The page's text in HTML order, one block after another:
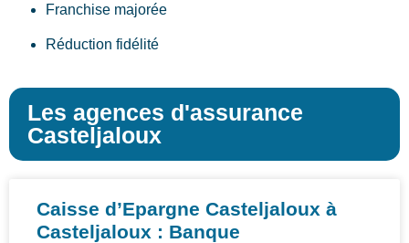
Franchise majorée
Réduction fidélité
Les agences d'assurance
Casteljaloux
Caisse d’Epargne Casteljaloux à
Casteljaloux : Banque